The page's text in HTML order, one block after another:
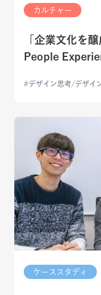
カルチャー
「企業文化を
People
デザイン思考/デザイ
ケーススタディ